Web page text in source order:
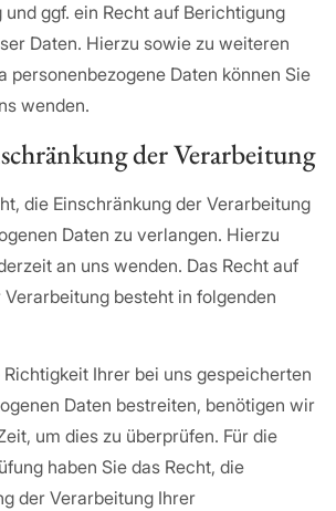
ggf. ein Recht auf Berichtigung
Daten. Hierzu sowie zu weiteren
personenbezogene Daten können Sie
wenden.
der Verarbeitung
die Einschränkung der Verarbeitung
Daten zu verlangen. Hierzu
an uns wenden. Das Recht auf
besteht in folgenden
Richtigkeit Ihrer bei uns gespeicherten
Daten bestreiten, benötigen wir
um dies zu überprüfen. Für die
haben Sie das Recht, die
der Verarbeitung Ihrer